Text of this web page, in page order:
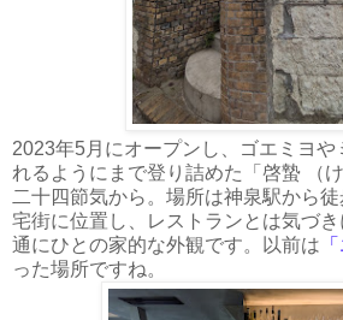
2023年5月にオープンし、ゴエミヨや
れるようにまで登り詰めた「啓蟄 （
二十四節気から。場所は神泉駅から
宅街に位置し、レストランとは気づ
通にひとの家的な外観です。以前は
った場所ですね。